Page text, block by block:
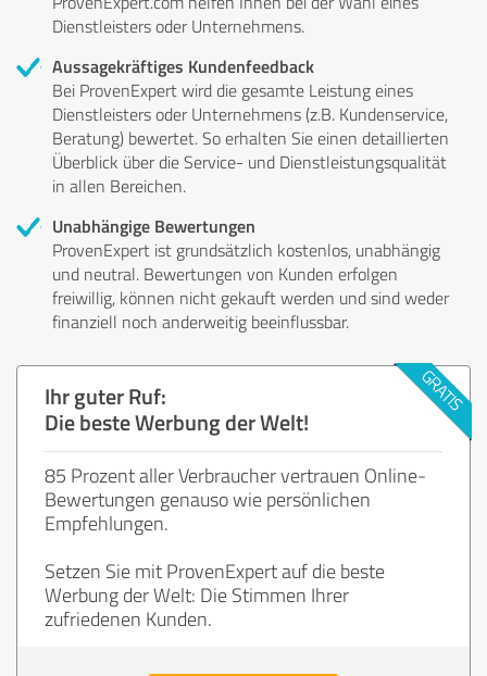
Dienstleisters oder Unternehmens.
Aussagekräftiges Kundenfeedback
Bei ProvenExpert wird die gesamte Leistung eines
Dienstleisters oder Unternehmens (z.B. Kundenservice,
Beratung) bewertet. So erhalten Sie einen detaillierten
Überblick über die Service- und Dienstleistungsqualität
in allen Bereichen.
Unabhängige Bewertungen
ProvenExpert ist grundsätzlich kostenlos, unabhängig
und neutral. Bewertungen von Kunden erfolgen
freiwillig, können nicht gekauft werden und sind weder
finanziell noch anderweitig beeinflussbar.
Ihr guter Ruf:
Die beste Werbung der Welt!
85 Prozent aller Verbraucher vertrauen Online-
Bewertungen genauso wie persönlichen
Empfehlungen.
Setzen Sie mit ProvenExpert auf die beste
Werbung der Welt: Die Stimmen Ihrer
zufriedenen Kunden.